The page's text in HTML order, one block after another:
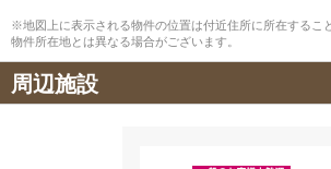
※地図上に表示される物件の位置は付近住所に所在するこ
物件所在地とは異なる場合がございます。
周辺施設